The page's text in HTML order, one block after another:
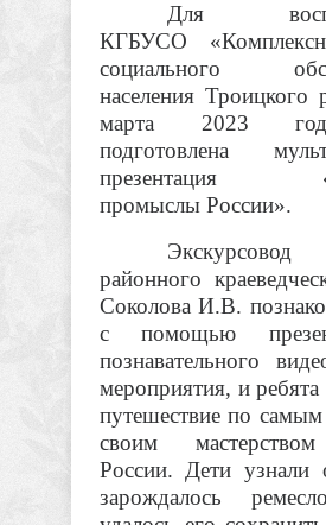
Для
КГБУСО
социального
населения Троицкого
марта 2023
подготовлена
презентация
промыслы России».
Экскурсовод
районного
Соколова И.В.
с помощью
познавательного
мероприятия, и
путешествие по
своим
России. Дети узнали
зарождалось